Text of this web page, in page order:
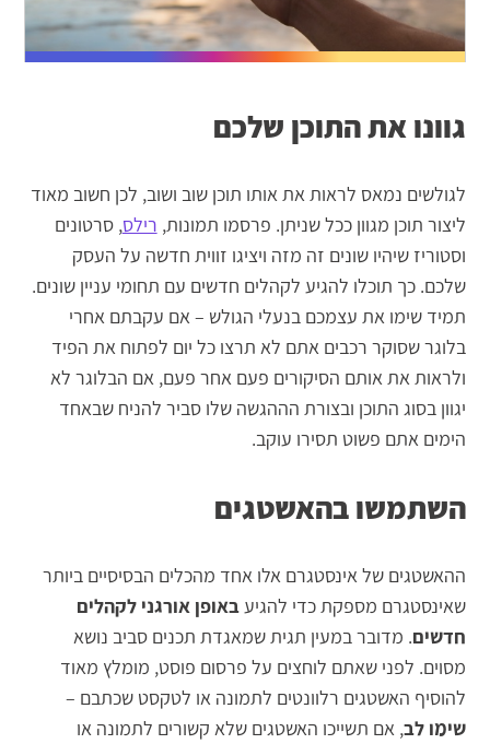
גוונו את התוכן שלכם
לגולשים נמאס לראות את אותו תוכן שוב ושוב, לכן חשוב מאוד
ליצור תוכן מגוון ככל שניתן. פרסמו תמונות, רילס, סרטונים
וסטוריז שיהיו שונים זה מזה ויציגו זווית חדשה על העסק
שלכם. כך תוכלו להגיע לקהלים חדשים עם תחומי עניין שונים.
תמיד שימו את עצמכם בנעלי הגולש – אם עקבתם אחרי
בלוגר שסוקר רכבים אתם לא תרצו כל יום לפתוח את הפיד
ולראות את אותם הסיקורים פעם אחר פעם, אם הבלוגר לא
יגוון בסוג התוכן ובצורת הההגשה שלו סביר להניח שבאחד
הימים אתם פשוט תסירו עוקב.
השתמשו בהאשטגים
ההאשטגים של אינסטגרם אלו אחד מהכלים הבסיסיים ביותר
שאינסטגרם מספקת כדי להגיעבאופן אורגני לקהלים
חדשים. מדובר במעין תגית שמאגדת תכנים סביב נושא
מסוים. לפני שאתם לוחצים על פרסום פוסט, מומלץ מאוד
להוסיף האשטגים רלוונטים לתמונה או לטקסט שכתבם –
שימו לב, אם תשייכו האשטגים שלא קשורים לתמונה או